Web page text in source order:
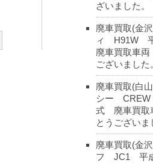
ざいました
廃車買取(金
ィ H91W
廃車買取車
ございまし
廃車買取(白
シー
式 廃車買取
とうございま
廃車買取(金
フ JC1 平